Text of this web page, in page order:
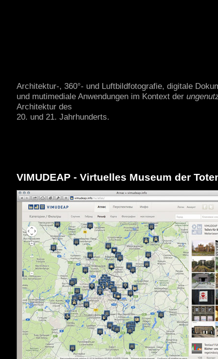
Architektur-, 360°- und Luftbildfotografie, digitale
und mutimediale Anwendungen im Kontext der
Architektur des
20. und 21. Jahrhunderts.
VIMUDEAP - Virtuelles Museum der